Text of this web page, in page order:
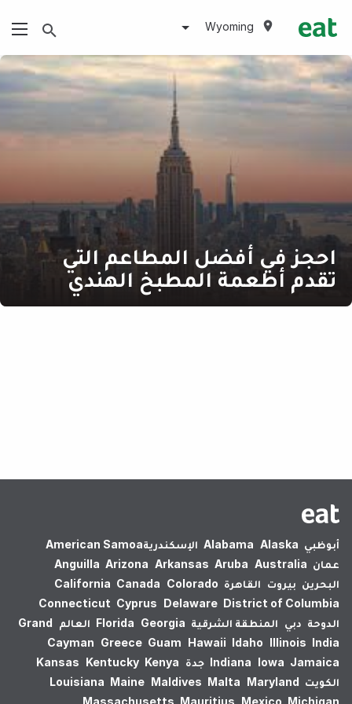
Wyoming
احجز في أفضل المطاعم التي
تقدم أطعمة المطبخ الهندي
أبوظبي Alabama Alaska الإسكندرية‎American Samoa
عمان
Anguilla Arizona Arkansas Aruba Australia
البحرين بيروت القاهرة California Canada Colorado
Connecticut Cyprus Delaware District of Columbia
الدوحة دبي المنطقة الشرقية Florida Georgia العالم
Grand
Cayman Greece Guam Hawaii Idaho Illinois India
Indiana Iowa Jamaica جدة Kansas Kentucky Kenya
الكويت
Louisiana Maine Maldives Malta Maryland